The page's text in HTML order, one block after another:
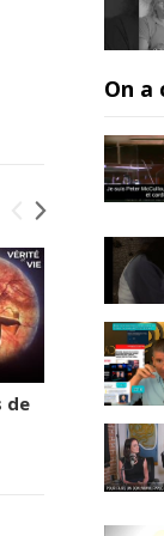
de
Le vieil
quai
vues
On a